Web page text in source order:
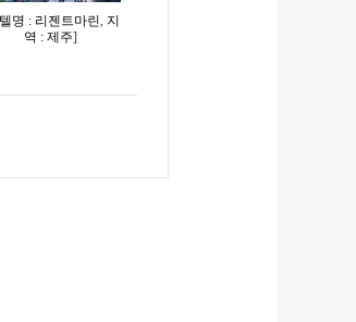
명 : 리젠트마린, 지
역 : 제주]